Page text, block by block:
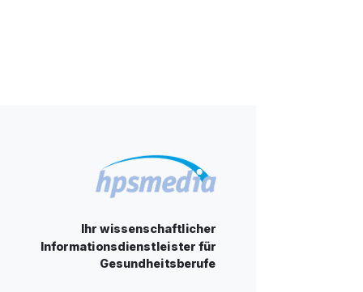
Ihr wissenschaftlicher
Informationsdienstleister für
Gesundheitsberufe